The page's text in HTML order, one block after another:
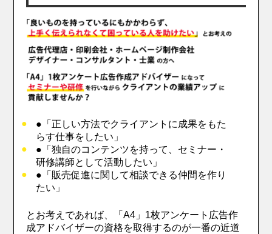
●「正しい方法でクライアントに成果をもた
らす仕事をしたい」
●「独自のコンテンツを持って、セミナー・
研修講師として活動したい」
●「販売促進に関して相談できる仲間を作り
たい」
とお考えであれば、「A4」1枚アンケート広告作
成アドバイザーの資格を取得するのが一番の近道